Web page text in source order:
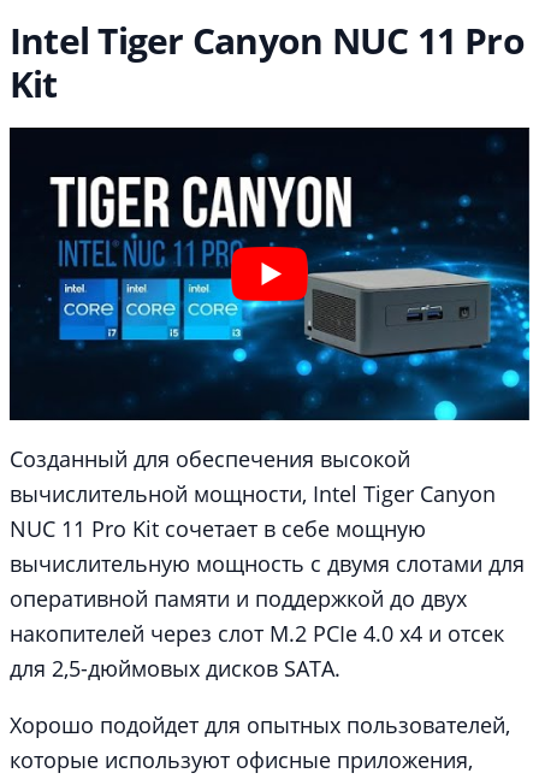
Intel Tiger Canyon NUC 11 Pro
Kit
Созданный для обеспечения высокой
вычислительной мощности, Intel Tiger Canyon
NUC 11 Pro Kit сочетает в себе мощную
вычислительную мощность с двумя слотами для
оперативной памяти и поддержкой до двух
накопителей через слот M.2 PCIe 4.0 x4 и отсек
для 2,5-дюймовых дисков SATA.
Хорошо подойдет для опытных пользователей,
которые используют офисные приложения,